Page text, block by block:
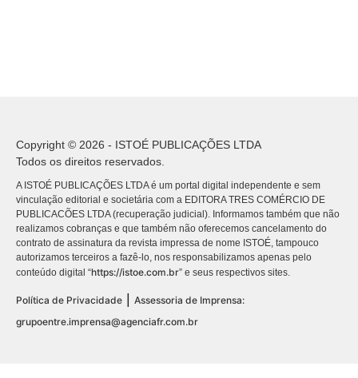
Copyright © 2026 - ISTOÉ PUBLICAÇÕES LTDA
Todos os direitos reservados.
A ISTOÉ PUBLICAÇÕES LTDA é um portal digital independente e sem
vinculação editorial e societária com a EDITORA TRES COMÉRCIO DE
PUBLICACÕES LTDA (recuperação judicial). Informamos também que não
realizamos cobranças e que também não oferecemos cancelamento do
contrato de assinatura da revista impressa de nome ISTOÉ, tampouco
autorizamos terceiros a fazê-lo, nos responsabilizamos apenas pelo
conteúdo digital “https://istoe.com.br” e seus respectivos sites.
Política de Privacidade
Assessoria de Imprensa:
grupoentre.imprensa@agenciafr.com.br